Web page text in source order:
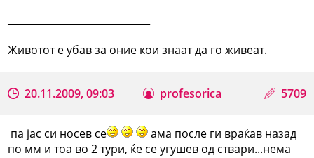
Животот е убав за оние кои знаат да го живеат.
20.11.2009, 09:03 profesorica 5709
па јас си носев се
ама после ги враќав назад
по мм и тоа во 2 тури, ќе се угушев од ствари...нема